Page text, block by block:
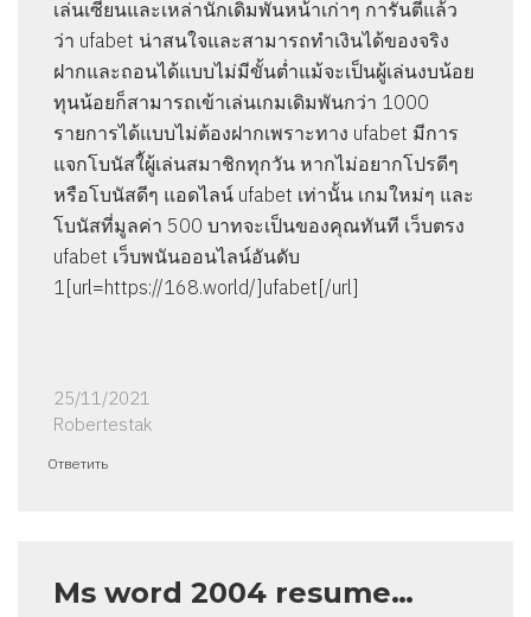
เล่นเซียนและเหล่านักเดิมพันหน้าเก่าๆ การันตีแล้ว
ว่า ufabet น่าสนใจและสามารถทำเงินได้ของจริง
ฝากและถอนได้แบบไม่มีขั้นต่ำแม้จะเป็นผู้เล่นงบน้อย
ทุนน้อยก็สามารถเข้าเล่นเกมเดิมพันกว่า 1000
รายการได้แบบไม่ต้องฝากเพราะทาง ufabet มีการ
แจกโบนัสใ้ผู้เล่นสมาชิกทุกวัน หากไม่อยากโปรดีๆ
หรือโบนัสดีๆ แอดไลน์ ufabet เท่านั้น เกมใหม่ๆ และ
โบนัสที่มูลค่า 500 บาทจะเป็นของคุณทันที เว็บตรง
ufabet เว็บพนันออนไลน์อันดับ
1[url=https://168.world/]ufabet[/url]
25/11/2021
Robertestak
Ответить
Ms word 2004 resume…